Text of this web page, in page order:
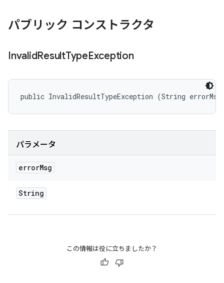
パブリック コンストラクタ
InvalidResultTypeException
public InvalidResultTypeException (String
パラメータ
errorMsg
String
この情報は役に立ちましたか？